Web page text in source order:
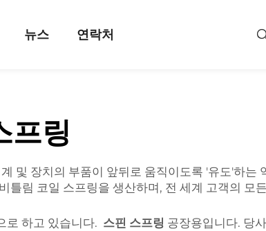
뉴스 연락처
프링
및 장치의 부품이 앞뒤로 움직이도록 '유도'하는
림 코일 스프링을 생산하며, 전 세계 고객의 모
하고 있습니다. 스핀 스프링 공장용입니다. 당